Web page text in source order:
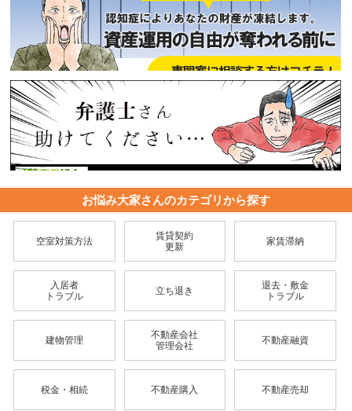
お悩み大家さんのカテゴリから探す
空室対策方法
賃貸契約
更新
家賃滞納
入居者
トラブル
立ち退き
退去・敷金
トラブル
建物管理
不動産会社
管理会社
不動産融資
税金・相続 不動産購入 不動産売却